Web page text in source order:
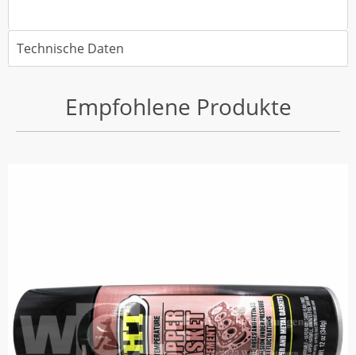
Technische Daten
Empfohlene Produkte